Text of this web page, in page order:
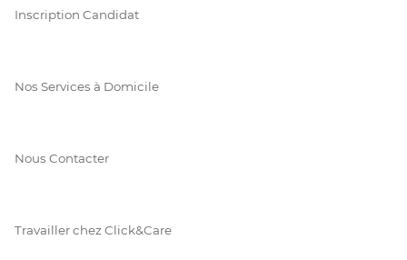
Inscription Candidat
Nos Services à Domicile
Nous Contacter
Travailler chez Click&Care